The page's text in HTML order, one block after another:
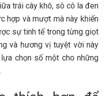
trái cây khô, sô cô la đen
hợp và mượt mà này khiến
sự tinh tế trong từng giọt
và hương vị tuyệt vời này
chọn số một cho những